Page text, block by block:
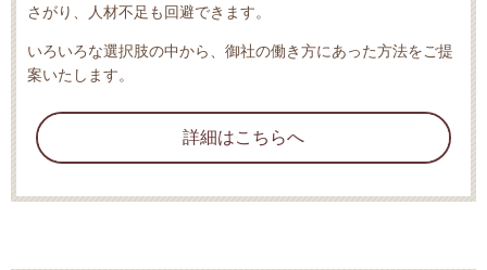
さがり、人材不足も回避できます。
いろいろな選択肢の中から、御社の働き方にあった方法をご提
案いたします。
詳細はこちらへ